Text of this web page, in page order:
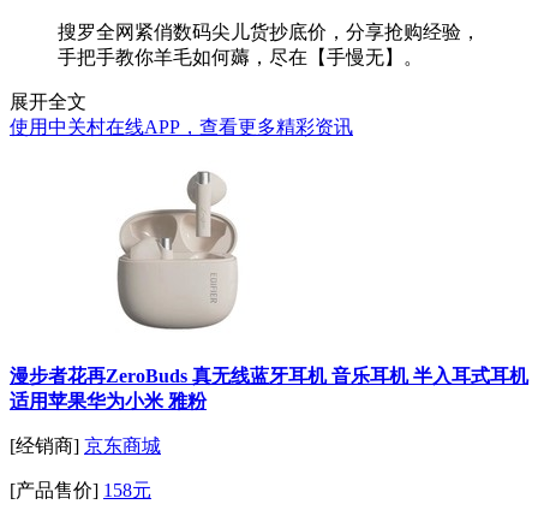
搜罗全网紧俏数码尖儿货抄底价，分享抢购经验，
手把手教你羊毛如何薅，尽在【手慢无】。
展开全文
使用中关村在线APP，查看更多精彩资讯
漫步者花再ZeroBuds 真无线蓝牙耳机 音乐耳机 半入耳式耳机
适用苹果华为小米 雅粉
[经销商] 京东商城
[产品售价] 158元